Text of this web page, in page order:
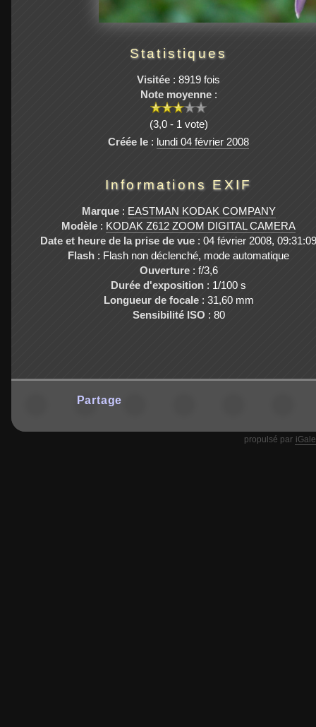
Statistiques
Visitée : 8919 fois
Note moyenne:
(3,0 - 1 vote)
Créée le : lundi 04 février 2008
Informations EXIF
Marque: EASTMAN KODAK COMPANY
Modèle : KODAK Z612 ZOOM DIGITAL CAMERA
Date et heure de la prise de vue : 04 février 2008, 09:31:09
Flash : Flash non déclenché, mode automatique
Ouverture: f/3,6
Durée d'exposition : 1/100 s
Longueur de focale: 31,60 mm
Sensibilité ISO : 80
Partage
propulsé par